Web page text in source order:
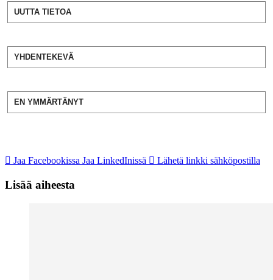
UUTTA TIETOA
YHDENTEKEVÄ
EN YMMÄRTÄNYT
Jaa Facebookissa Jaa LinkedInissä Lähetä linkki sähköpostilla
Lisää aiheesta